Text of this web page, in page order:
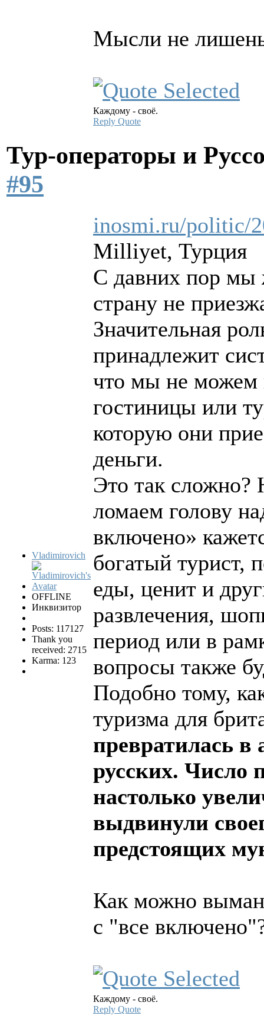
Мысли не
Каждому - своё.
Reply Quote
Тур-операторы и
#95
Vladimirovich
OFFLINE
Инквизитор
Posts: 117127
Thank you
received: 2715
Karma: 123
inosmi.ru/politic/
Milliyet, Турция
С давних пор мы
страну не
Значительная
принадлежит
что мы не можем
гостиницы или
которую они
деньги.
Это так сложно?
ломаем голову
включено»
богатый турист,
еды, ценит и
развлечения,
период или в
вопросы также
Подобно тому,
туризма для
превратилась в
русских. Число
настолько
выдвинули
предстоящих
Как можно
с "все
Каждому - своё.
Reply Quote